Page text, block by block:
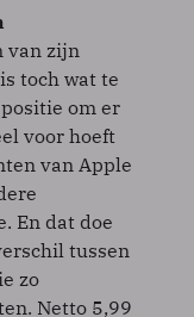
van zijn
toch wat te
om er
voor hoeft
van Apple
En dat doe
tussen
zo
Netto 5,99